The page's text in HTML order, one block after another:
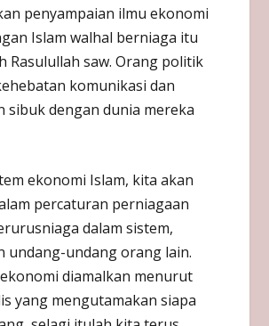
penyampaian ilmu ekonomi
Islam walhal berniaga itu
Rasulullah saw. Orang politik
komunikasi dan
sibuk dengan dunia mereka
ekonomi Islam, kita akan
percaturan perniagaan
dalam sistem,
undang-undang orang lain.
diamalkan menurut
yang mengutamakan siapa